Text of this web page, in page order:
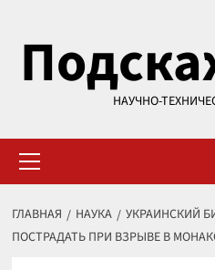
содержимому
НАУЧНО-
меню
ГЛАВНАЯ НАУКА
УКРАИНСКИЙ
ПОСТРАДАТЬ ПРИ ВЗРЫВЕ В